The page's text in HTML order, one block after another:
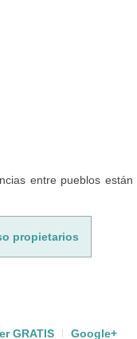
entre pueblos están
propietarios
GRATIS Google+